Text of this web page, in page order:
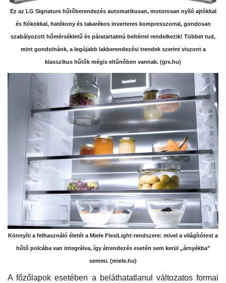
Ez az LG Signature hűtőberendezés automatikusan, motorosan nyíló ajtókkal
és fiókokkal, hatékony és takarékos inverteres kompresszorral, gondosan
szabályozott hőmérsékletű és páratartalmú beltérrel rendelkezik! Többet tud,
mint gondolnánk, a legújabb lakberendezési trendek szerint viszont a
klasszikus hűtők mégis eltűnőben vannak. (grx.hu)
Könnyíti a felhasználó életét a Miele FlexiLight-rendszere: mivel a világítótest a
hűtő polcába van integrálva, így átrendezés esetén sem kerül „árnyékba”
semmi. (miele.hu)
A főzőlapok esetében a beláthatatlanul változatos formai